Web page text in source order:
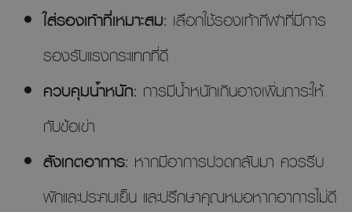
ใส่รองเท้าที่เหมาะสม: เลือกใช้รองเท้ากีฬาที่มีการ
รองรับแรงกระแทกที่ดี
ควบคุมน้ำหนัก: การมีน้ำหนักเกินอาจเพิ่มภาระให้
กับข้อเข่า
สังเกตอาการ: หากมีอาการปวดกลับมา ควรรีบ
พักและประคบเย็น และปรึกษาคุณหมอหากอาการไม่ดี